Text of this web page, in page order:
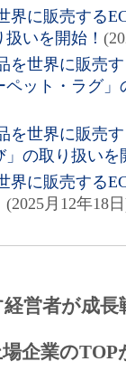
界に販売する
いを開始！
を世界に販売
ット・ラグ
を世界に販売
」の取り扱いを
界に販売する
(2025月12年18
営者が成
企業の